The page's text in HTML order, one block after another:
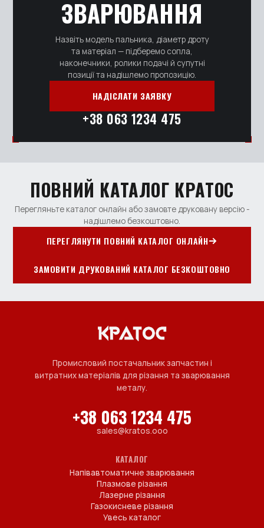
ЗВАРЮВАННЯ
Назвіть модель пальника, діаметр дроту
та матеріал — підберемо сопла,
наконечники, ролики подачі й супутні
позиції та надішлемо пропозицію.
НАДІСЛАТИ ЗАЯВКУ
+38 063 1234 475
ПОВНИЙ КАТАЛОГ КРАТОС
Перегляньте каталог онлайн або замовте друковану версію -
надішлемо безкоштовно.
ПЕРЕГЛЯНУТИ ПОВНИЙ КАТАЛОГ ОНЛАЙН
ЗАМОВИТИ ДРУКОВАНИЙ КАТАЛОГ БЕЗКОШТОВНО
Промисловий постачальник запчастин і
витратних матеріалів для різання та зварювання
металу.
+38 063 1234 475
sales@kratos.ooo
КАТАЛОГ
Напівавтоматичне зварювання
Плазмове різання
Лазерне різання
Газокисневе різання
Увесь каталог